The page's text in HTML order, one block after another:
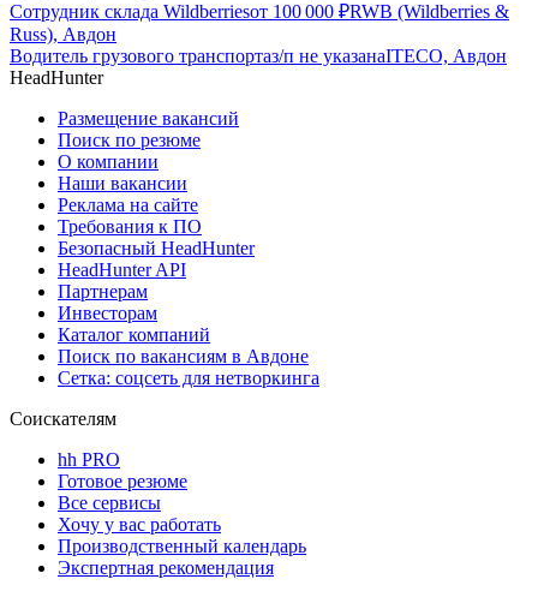
Сотрудник склада Wildberriesот 100 000 ₽RWB (Wildberries &
Russ), Авдон
Водитель грузового транспортаз/п не указанаITECO, Авдон
HeadHunter
Размещение вакансий
Поиск по резюме
О компании
Наши вакансии
Реклама на сайте
Требования к ПО
Безопасный HeadHunter
HeadHunter API
Партнерам
Инвесторам
Каталог компаний
Поиск по вакансиям в Авдоне
Сетка: соцсеть для нетворкинга
Соискателям
hh PRO
Готовое резюме
Все сервисы
Хочу у вас работать
Производственный календарь
Экспертная рекомендация